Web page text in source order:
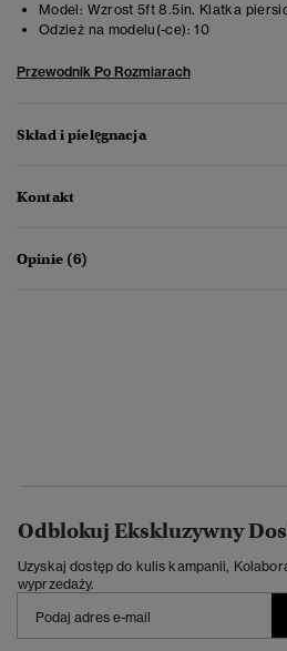
Model: Wzrost 5ft 8.5in. Klatka
Odzież na modelu(-ce): 10
Przewodnik Po Rozmiarach
Skład i pielęgnacja
Kontakt
Opinie (6)
Odblokuj Ekskluzywny
Uzyskaj dostęp do kulis kampanii,
wyprzedaży.